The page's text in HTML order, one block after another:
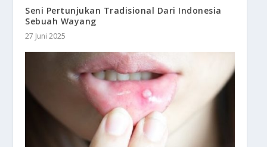
Seni Pertunjukan Tradisional Dari Indonesia
Sebuah Wayang
27 Juni 2025